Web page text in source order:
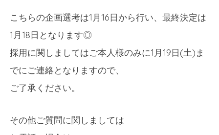
こちらの企画選考は1月16日から行い、最終決定は
1月18日となります◎
採用に関しましてはご本人様のみに1月19日(土)ま
でにご連絡となりますので、
ご了承ください。
その他ご質問に関しましては